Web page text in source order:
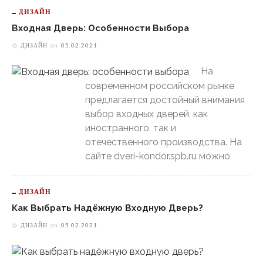
ДИЗАЙН
Входная Дверь: Особенности Выбора
ДИЗАЙН on 05.02.2021
На
современном российском рынке
предлагается достойный внимания
выбор входных дверей, как
иностранного, так и
отечественного производства. На
сайте dveri-kondor.spb.ru можно
ДИЗАЙН
Как Выбрать Надёжную Входную Дверь?
ДИЗАЙН on 05.02.2021